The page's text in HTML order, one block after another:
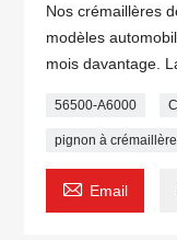
Nos crémaillères
modèles
mois davantage.
56500-A6000
pignon à crémaillère
 Email